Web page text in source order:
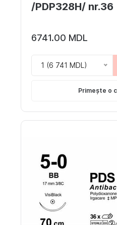
/PDP328H/ nr.36
6741.00 MDL
1 (6 741 MDL)
Primește o